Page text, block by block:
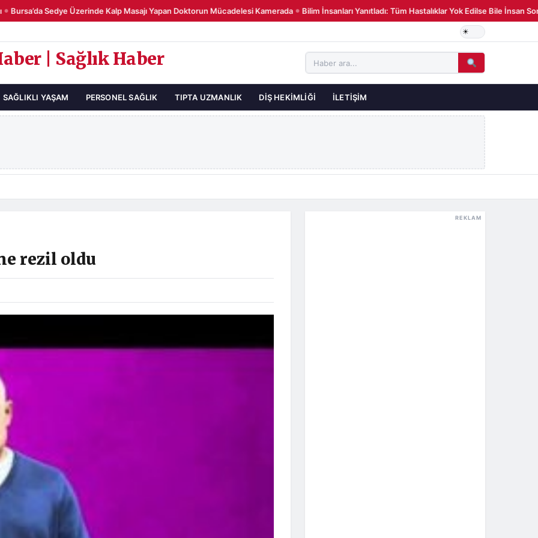
Sedye Üzerinde Kalp Masajı Yapan Doktorun Mücadelesi Kamerada ● Bilim İnsanları Yanıtladı: Tüm Hastalıklar Yok Edilse Bile İnsan
| Sağlık Haber
SAĞLIKLI YAŞAM PERSONEL SAĞLIK TIPTA UZMANLIK DIŞ HEKIMLIĞI İLETIŞIM
rezil oldu
REKLAM